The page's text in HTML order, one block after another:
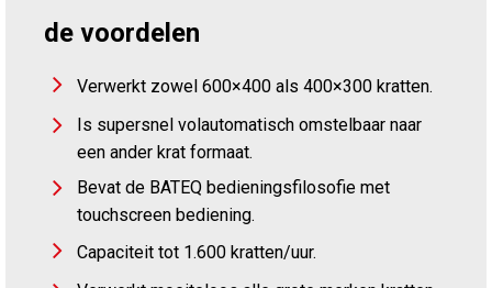
de voordelen
Verwerkt zowel 600×400 als 400×300 kratten.
Is supersnel volautomatisch omstelbaar naar
een ander krat formaat.
Bevat de BATEQ bedieningsfilosofie met
touchscreen bediening.
Capaciteit tot 1.600 kratten/uur.